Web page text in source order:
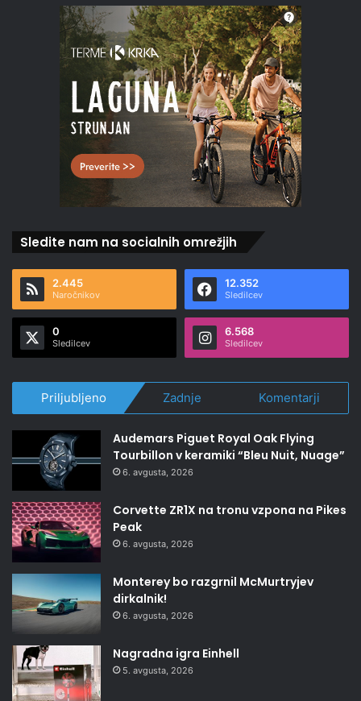
Sledite nam na socialnih omrežjih
2.445
Naročnikov
12.352
Sledilcev
0
Sledilcev
6.568
Sledilcev
Priljubljeno Zadnje Komentarji
Audemars Piguet Royal Oak Flying
Tourbillon v keramiki “Bleu Nuit, Nuage”
6. avgusta, 2026
Corvette ZR1X na tronu vzpona na Pikes
Peak
6. avgusta, 2026
Monterey bo razgrnil McMurtryjev
dirkalnik!
6. avgusta, 2026
Nagradna igra Einhell
5. avgusta, 2026